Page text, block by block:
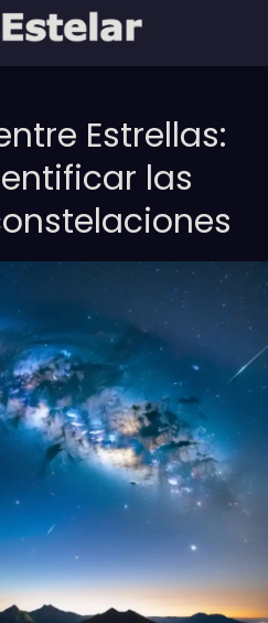
Estrellas:
las